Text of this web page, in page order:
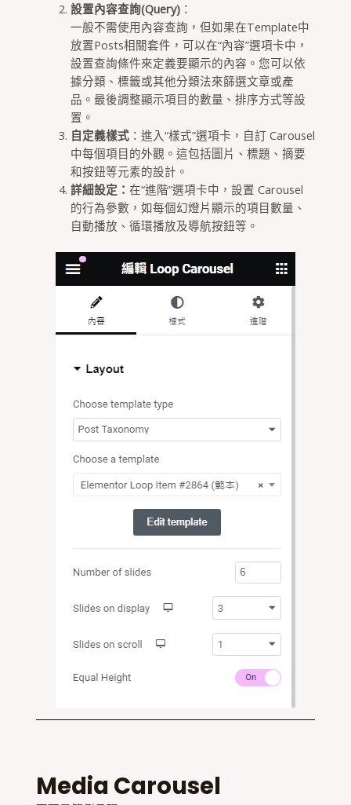
設置內容查詢(Query)：
一般不需使用內容查詢，但如果在Template中
放置Posts相關套件，可以在“內容”選項卡中，
設置查詢條件來定義要顯示的內容。您可以依
據分類、標籤或其他分類法來篩選文章或產
品。最後調整顯示項目的數量、排序方式等設
置。
自定義樣式：進入“樣式”選項卡，自訂 Carousel
中每個項目的外觀。這包括圖片、標題、摘要
和按鈕等元素的設計。
詳細設定： 在“進階”選項卡中，設置 Carousel
的行為參數，如每個幻燈片顯示的項目數量、
自動播放、循環播放及導航按鈕等。
Media Carousel